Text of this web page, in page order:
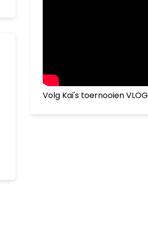
Volg Kai's toernooien VLOG